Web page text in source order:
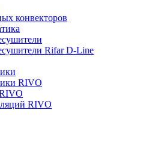
конвекторов
Rifar D-Line
RIVO
RIVO